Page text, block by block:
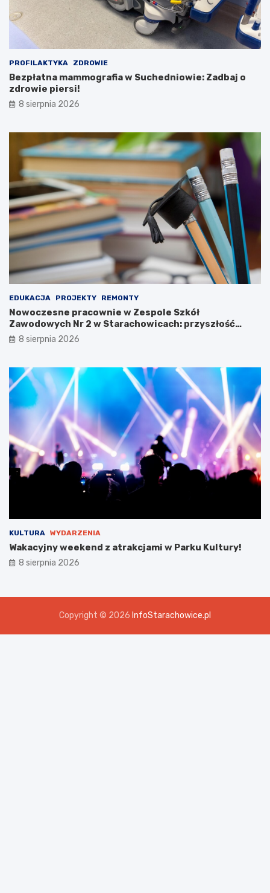
s
t
w
a
l
K
u
l
d
o
w
e
j
2
0
2
3
u
r
!
PROFILAKTYKA ZDROWIE
Bezpłatna mammografia w Suchedniowie: Zadbaj o
zdrowie piersi!
8 sierpnia 2026
EDUKACJA PROJEKTY REMONTY
Nowoczesne pracownie w Zespole Szkół
Zawodowych Nr 2 w Starachowicach: przyszłość
kształcenia zawodowego
8 sierpnia 2026
KULTURA WYDARZENIA
Wakacyjny weekend z atrakcjami w Parku Kultury!
8 sierpnia 2026
Copyright © 2026 InfoStarachowice.pl